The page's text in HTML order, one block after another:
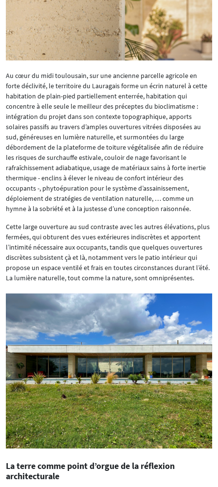
Au cœur du midi toulousain, sur une ancienne parcelle agricole en
forte déclivité, le territoire du Lauragais forme un écrin naturel à cette
habitation de plain-pied partiellement enterrée, habitation qui
concentre à elle seule le meilleur des préceptes du bioclimatisme :
intégration du projet dans son contexte topographique, apports
solaires passifs au travers d’amples ouvertures vitrées disposées au
sud, généreuses en lumière naturelle, et surmontées du large
débordement de la plateforme de toiture végétalisée afin de réduire
les risques de surchauffe estivale, couloir de nage favorisant le
rafraîchissement adiabatique, usage de matériaux sains à forte inertie
thermique - enclins à élever le niveau de confort intérieur des
occupants -, phytoépuration pour le système d’assainissement,
déploiement de stratégies de ventilation naturelle, … comme un
hymne à la sobriété et à la justesse d’une conception raisonnée.
Cette large ouverture au sud contraste avec les autres élévations, plus
fermées, qui obturent des vues extérieures indiscrètes et apportent
l’intimité nécessaire aux occupants, tandis que quelques ouvertures
discrètes subsistent çà et là, notamment vers le patio intérieur qui
propose un espace ventilé et frais en toutes circonstances durant l’été.
La lumière naturelle, tout comme la nature, sont omniprésentes.
La terre comme point d’orgue de la réflexion
architecturale